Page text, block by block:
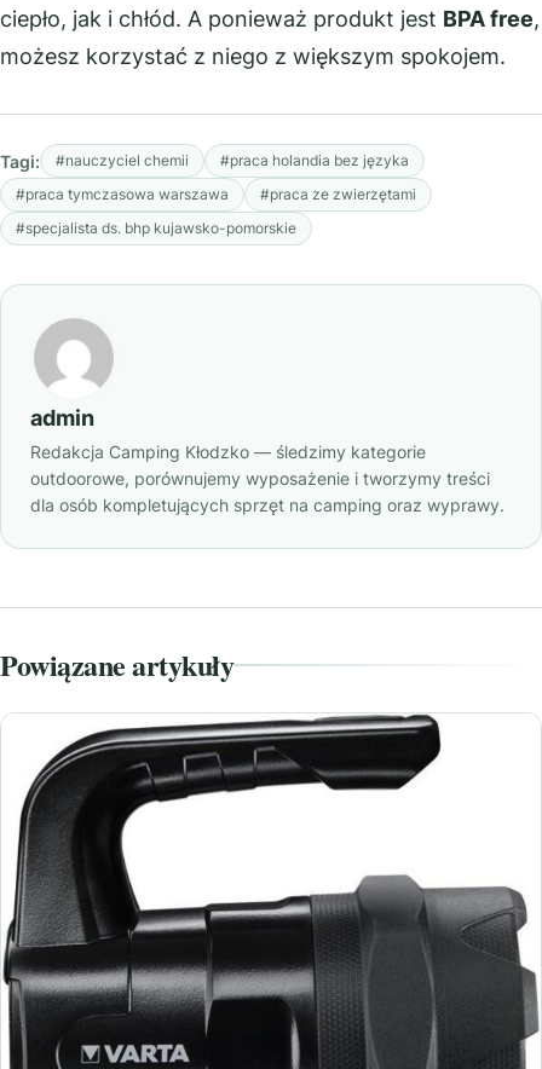
ciepło, jak i chłód. A ponieważ produkt jest BPA free,
możesz korzystać z niego z większym spokojem.
Tagi: #nauczyciel chemii
#praca holandia bez języka
#praca tymczasowa warszawa
#praca ze zwierzętami
#specjalista ds. bhp kujawsko-pomorskie
admin
Redakcja Camping Kłodzko — śledzimy kategorie
outdoorowe, porównujemy wyposażenie i tworzymy treści
dla osób kompletujących sprzęt na camping oraz wyprawy.
Powiązane artykuły